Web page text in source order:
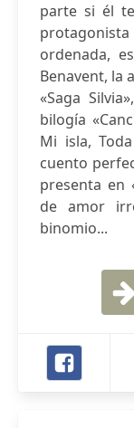
parte si él
ordenada,
Benavent, la
«Saga
bilogía
Mi isla,
cuento
presenta en
de amor
binomio...